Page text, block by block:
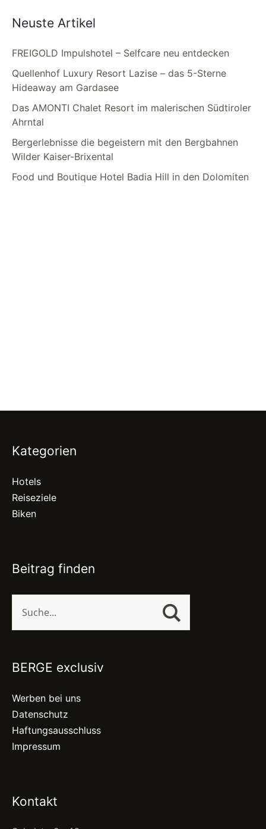
Neuste Artikel
FREIGOLD Impulshotel – Selfcare neu entdecken
Quellenhof Luxury Resort Lazise – das 5-Sterne
Hideaway am Gardasee
Das AMONTI Chalet Resort im malerischen Südtiroler
Ahrntal
Bergerlebnisse die begeistern mit den Bergbahnen
Wilder Kaiser-Brixental
Food und Boutique Hotel Badia Hill in den Dolomiten
Kategorien
Hotels
Reiseziele
Biken
Beitrag finden
BERGE exclusiv
Werben bei uns
Datenschutz
Haftungsausschluss
Impressum
Kontakt